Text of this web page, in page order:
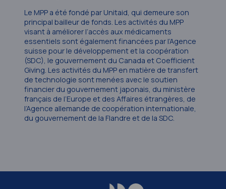
Le MPP a été fondé par Unitaid, qui demeure son
principal bailleur de fonds. Les activités du MPP
visant à améliorer l’accès aux médicaments
essentiels sont également financées par l’Agence
suisse pour le développement et la coopération
(SDC), le gouvernement du Canada et Coefficient
Giving. Les activités du MPP en matière de transfert
de technologie sont menées avec le soutien
financier du gouvernement japonais, du ministère
français de l’Europe et des Affaires étrangères, de
l’Agence allemande de coopération internationale,
du gouvernement de la Flandre et de la SDC.